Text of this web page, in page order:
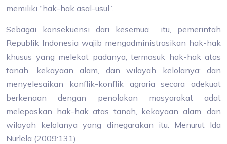
memiliki “hak-hak asal-usul”.
Sebagai konsekuensi dari kesemua itu, pemerintah
Republik Indonesia wajib mengadministrasikan hak-hak
khusus yang melekat padanya, termasuk hak-hak atas
tanah, kekayaan alam, dan wilayah kelolanya; dan
menyelesaikan konflik-konflik agraria secara adekuat
berkenaan dengan penolakan masyarakat adat
melepaskan hak-hak atas tanah, kekayaan alam, dan
wilayah kelolanya yang dinegarakan itu. Menurut Ida
Nurlela (2009:131),